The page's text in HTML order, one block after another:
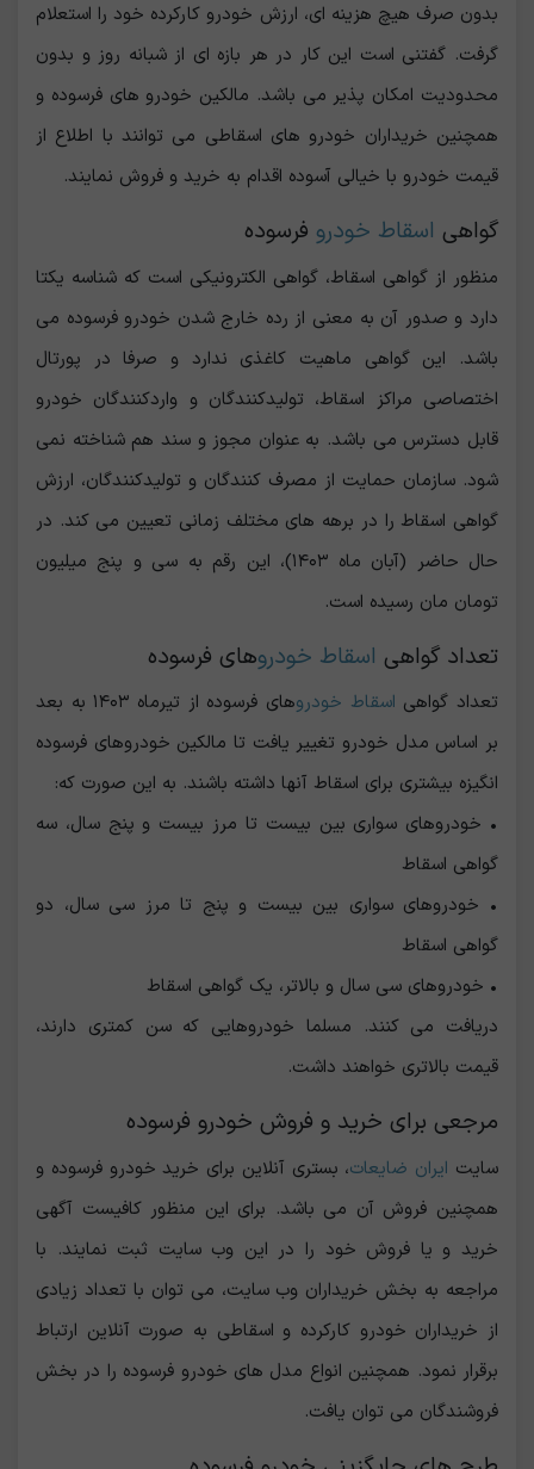
بدون صرف هیچ هزینه ای، ارزش خودرو کارکرده خود را استعلام
گرفت. گفتنی است این کار در هر بازه ای از شبانه روز و بدون
محدودیت امکان پذیر می باشد. مالکین خودرو های فرسوده و
همچنین خریداران خودرو های اسقاطی می توانند با اطلاع از
قیمت خودرو با خیالی آسوده اقدام به خرید و فروش نمایند.
گواهی اسقاط خودرو فرسوده
منظور از گواهی اسقاط، گواهی الکترونیکی است که شناسه یکتا
دارد و صدور آن به معنی از رده خارج شدن خودرو فرسوده می
باشد. این گواهی ماهیت کاغذی ندارد و صرفا در پورتال
اختصاصی مراکز اسقاط، تولیدکنندگان و واردکنندگان خودرو
قابل دسترس می باشد. به عنوان مجوز و سند هم شناخته نمی
شود.‌ سازمان حمایت از مصرف کنندگان و تولیدکنندگان، ارزش
گواهی اسقاط را در برهه های مختلف زمانی تعیین می کند. در
حال حاضر (آبان ماه ۱۴۰۳)، این رقم به سی و پنج میلیون
تومان مان رسیده است.‌
تعداد گواهی اسقاط خودروهای فرسوده
تعداد گواهی اسقاط خودرو
های فرسوده از تیرماه ۱۴۰۳ به بعد
بر اساس مدل خودرو تغییر یافت تا مالکین خودروهای فرسوده
انگیزه بیشتری برای اسقاط آنها داشته باشند. به این صورت که:
• خودروهای سواری بین بیست تا مرز بیست و پنج سال، سه
گواهی اسقاط
• خودروهای سواری بین بیست و پنج تا مرز سی سال، دو
گواهی اسقاط
• خودروهای سی سال و بالاتر، یک گواهی اسقاط
دریافت می کنند. مسلما خودروهایی که سن کمتری دارند،
قیمت بالاتری خواهند داشت.‌
مرجعی برای خرید و فروش خودرو فرسوده
سایت ایران ضایعات، بستری آنلاین برای خرید خودرو فرسوده و
همچنین فروش آن می باشد. برای این منظور کافیست آگهی
خرید و یا فروش خود را در این وب سایت ثبت نمایند. با
مراجعه به بخش خریداران وب سایت، می توان با تعداد زیادی
از خریداران خودرو کارکرده و اسقاطی به صورت آنلاین ارتباط
برقرار نمود. همچنین انواع مدل های خودرو فرسوده را در بخش
فروشندگان می توان یافت.